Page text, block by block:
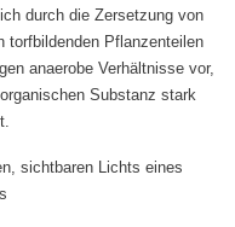
durch die Zersetzung von
torfbildenden Pflanzenteilen
anaerobe Verhältnisse vor,
Substanz stark
sichtbaren Lichts eines